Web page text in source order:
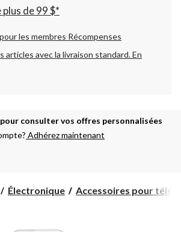
de 99 $*
les membres Récompenses
articles avec la livraison standard.En
consulter vos offres personnalisées
Adhérez maintenant
Électronique Accessoires pour